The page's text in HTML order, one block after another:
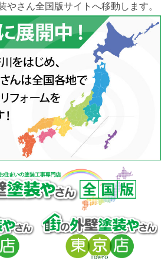
やさん全国版サイトへ移動します。